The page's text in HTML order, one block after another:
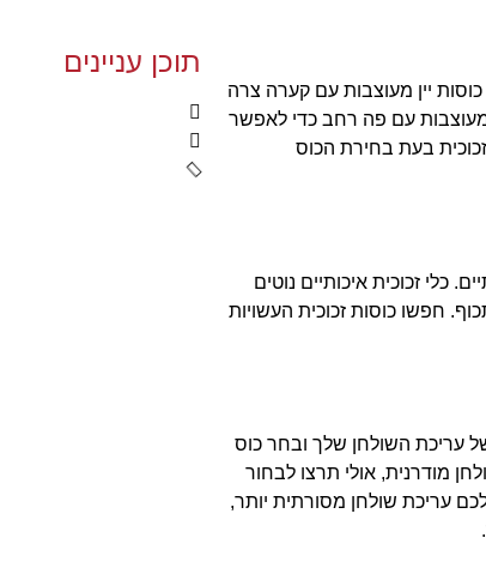
יין מעוצבות עם קערה צרה
מעוצבות עם פה רחב כדי לאפשר
בעת בחירת הכוס
כלי זכוכית איכותיים נוטים
חפשו כוסות זכוכית העשויות
עריכת השולחן שלך ובחר כוס
מודרנית, אולי תרצו לבחור
עריכת שולחן מסורתית יותר,
תוכן עניינים